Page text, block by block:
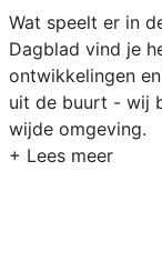
Wat speelt er in
Dagblad vind je
ontwikkelingen
uit de buurt - wij
wijde omgeving.